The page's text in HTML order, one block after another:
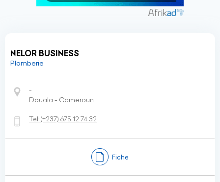
NELOR BUSINESS
Plomberie
-
Douala - Cameroun
Tel:(+237) 675 12 74 32
Fiche